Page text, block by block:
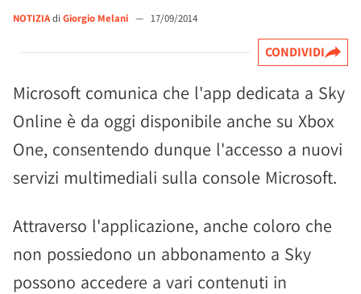
NOTIZIAdi Giorgio Melani — 17/09/2014
CONDIVIDI
Microsoft comunica che l'app dedicata a Sky
Online è da oggi disponibile anche su Xbox
One, consentendo dunque l'accesso a nuovi
servizi multimediali sulla console Microsoft.
Attraverso l'applicazione, anche coloro che
non possiedono un abbonamento a Sky
possono accedere a vari contenuti in